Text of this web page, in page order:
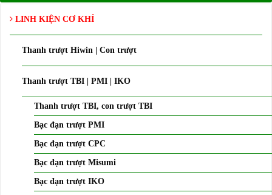
LINH KIỆN CƠ KHÍ
Thanh trượt Hiwin | Con trượt
Thanh trượt TBI | PMI | IKO
Thanh trượt TBI, con trượt TBI
Bạc đạn trượt PMI
Bạc đạn trượt CPC
Bạc đạn trượt Misumi
Bạc đạn trượt IKO